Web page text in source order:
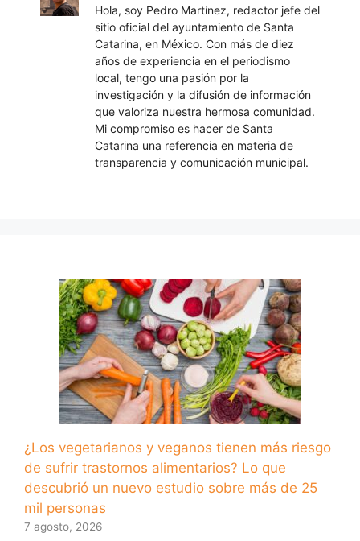
Hola, soy Pedro Martínez, redactor jefe del
sitio oficial del ayuntamiento de Santa
Catarina, en México. Con más de diez
años de experiencia en el periodismo
local, tengo una pasión por la
investigación y la difusión de información
que valoriza nuestra hermosa comunidad.
Mi compromiso es hacer de Santa
Catarina una referencia en materia de
transparencia y comunicación municipal.
¿Los vegetarianos y veganos tienen más riesgo
de sufrir trastornos alimentarios? Lo que
descubrió un nuevo estudio sobre más de 25
mil personas
7 agosto, 2026